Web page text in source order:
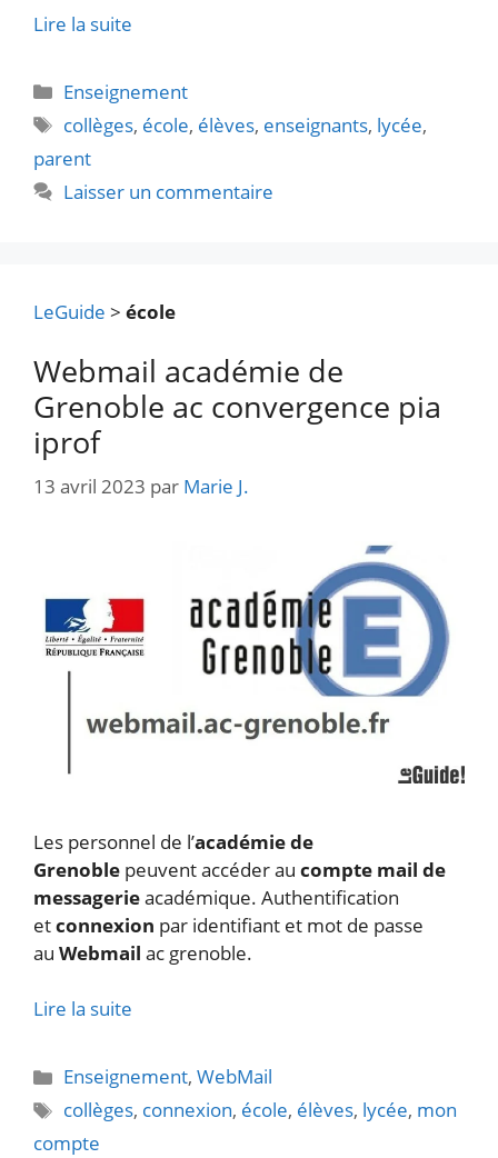
Lire la suite
Catégories
Enseignement
Étiquettes
collèges, école, élèves, enseignants, lycée,
parent
Laisser un commentaire
LeGuide > école
Webmail académie de
Grenoble ac convergence pia
iprof
13 avril 2023 par Marie J.
Les personnel de l’académie de
Grenoble peuvent accéder au compte mail de
messagerieacadémique. Authentification
etconnexion par identifiant et mot de passe
au Webmail ac grenoble.
Lire la suite
Catégories
Enseignement,WebMail
Étiquettes
collèges, connexion, école, élèves, lycée, mon
compte